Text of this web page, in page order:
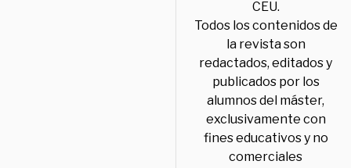
CEU.
Todos los contenidos de
la revista son
redactados, editados y
publicados por los
alumnos del máster,
exclusivamente con
fines educativos y no
comerciales